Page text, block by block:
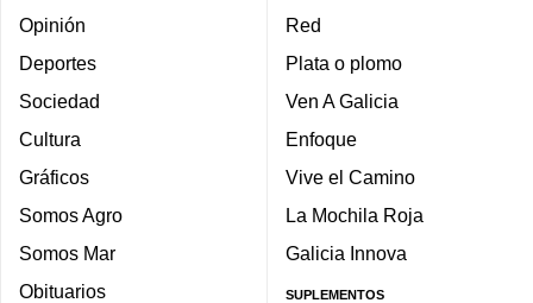
Opinión
Deportes
Sociedad
Cultura
Gráficos
Somos Agro
Somos Mar
Obituarios
Red
Plata o plomo
Ven A Galicia
Enfoque
Vive el Camino
La Mochila Roja
Galicia Innova
SUPLEMENTOS